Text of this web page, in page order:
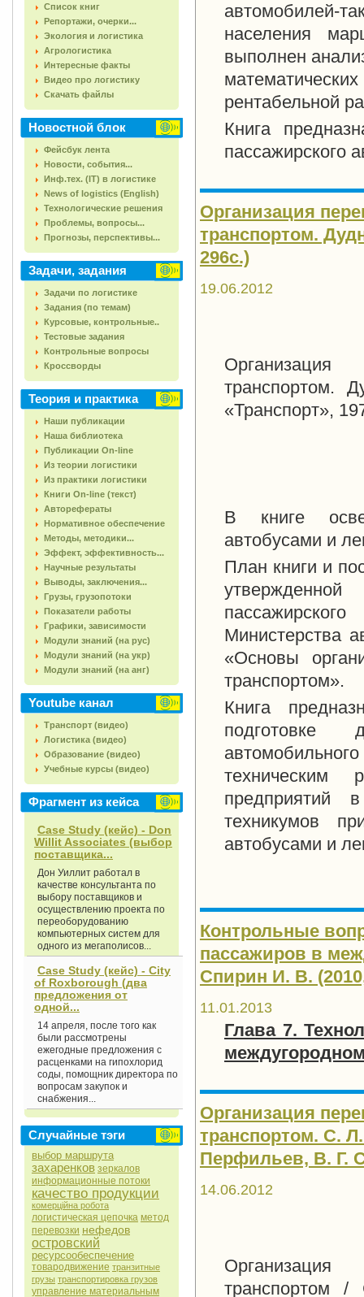
Список книг
Репортажи, очерки...
Экология и логистика
Агрологистика
Интересные факты
Видео про логистику
Скачать файлы
Новостной блок
Фейсбук лента
Новости, события...
Инф.тех. (IT) в логистике
News of logistics (English)
Технологические решения
Проблемы, вопросы...
Прогнозы, перспективы...
Задачи, задания
Задачи по логистике
Задания (по темам)
Курсовые, контрольные..
Тестовые задания
Контрольные вопросы
Кроссворды
Теория и практика
Наши публикации
Наша библиотека
Публикации On-line
Из теории логистики
Из практики логистики
Книги On-line (текст)
Авторефераты
Нормативное обеспечение
Методы, методики...
Эффект, эффективность...
Научные результаты
Выводы, заключения...
Грузы, грузопотоки
Показатели работы
Графики, зависимости
Модули знаний (на рус)
Модули знаний (на укр)
Модули знаний (на анг)
Youtube канал
Транспорт (видео)
Логистика (видео)
Образование (видео)
Учебные курсы (видео)
Фрагмент из кейса
Case Study (кейс) - Don
Willit Associates (выбор
поставщика...
Дон Уиллит работал в
качестве консультанта по
выбору поставщиков и
осуществлению проекта по
переоборудованию
компьютерных систем для
одного из мегаполисов...
Case Study (кейс) - City
of Roxborough (два
предложения от
одной...
14 апреля, после того как
были рассмотрены
ежегодные предложения с
расценками на гипохлорид
соды, помощник директора по
вопросам закупок и
снабжения...
Случайные тэги
выбор маршрута
захаренков зеркалов
информационные потоки
качество продукции
комерційна робота
логистическая цепочка метод
перевозки нефедов
островский
ресурсообеспечение
товародвижение транзитные
грузы транспортировка грузов
управление материальным
населения
выполнен
рентабельной
Книга
пассажирского
Организация
транспортом.
296с.)
19.06.2012
«Транспорт»,
В книге
автобусами и
План книги и
Министерства
«Основы
транспортом».
Книга
подготовке
техническим
предприятий
техникумов
автобусами и
Контрольные
пассажиров в
Спирин И. В.
11.01.2013
Глава 7.
Организация
транспортом. С.
Перфильев, В. Г.
14.06.2012
транспортом